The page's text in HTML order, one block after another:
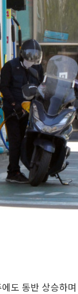
도 동반 상승하